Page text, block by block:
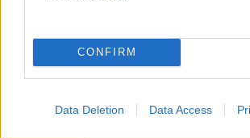
CONFIRM
Data Deletion Data Access
Meleg helyzet!
Moby Zamárdiaban a